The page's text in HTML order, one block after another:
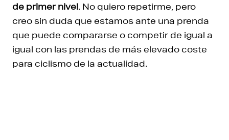
de primer nivel. No quiero repetirme, pero
creo sin duda que estamos ante una prenda
que puede compararse o competir de igual a
igual con las prendas de más elevado coste
para ciclismo de la actualidad.